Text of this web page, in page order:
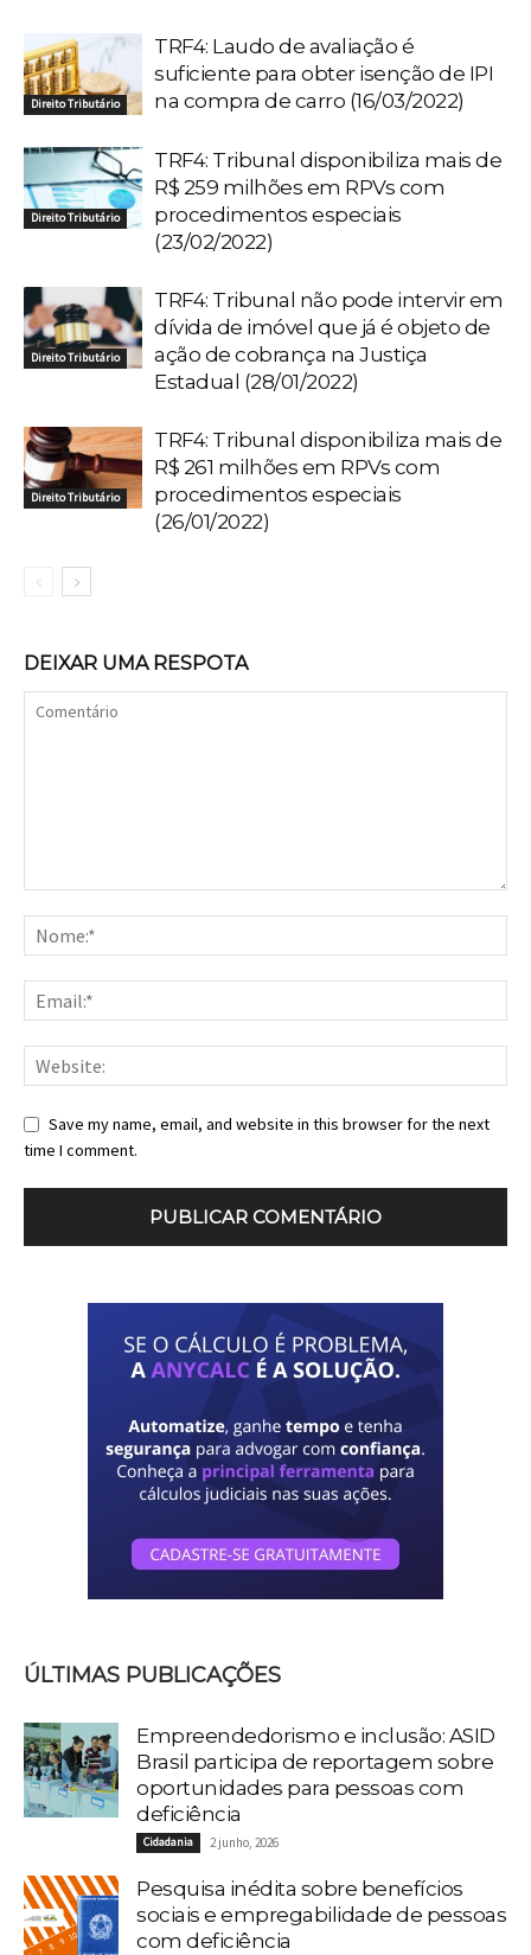
Direito Tributário
TRF4: Laudo de avaliação é
suficiente para obter isenção de IPI
na compra de carro (16/03/2022)
Direito Tributário
TRF4: Tribunal disponibiliza mais de
R$ 259 milhões em RPVs com
procedimentos especiais
(23/02/2022)
Direito Tributário
TRF4: Tribunal não pode intervir em
dívida de imóvel que já é objeto de
ação de cobrança na Justiça
Estadual (28/01/2022)
Direito Tributário
TRF4: Tribunal disponibiliza mais de
R$ 261 milhões em RPVs com
procedimentos especiais
(26/01/2022)
DEIXAR UMA RESPOTA
Save my name, email, and website in this browser for the next
time I comment.
ÚLTIMAS PUBLICAÇÕES
Empreendedorismo e inclusão: ASID
Brasil participa de reportagem sobre
oportunidades para pessoas com
deficiência
Cidadania 2 junho, 2026
Pesquisa inédita sobre benefícios
sociais e empregabilidade de pessoas
com deficiência